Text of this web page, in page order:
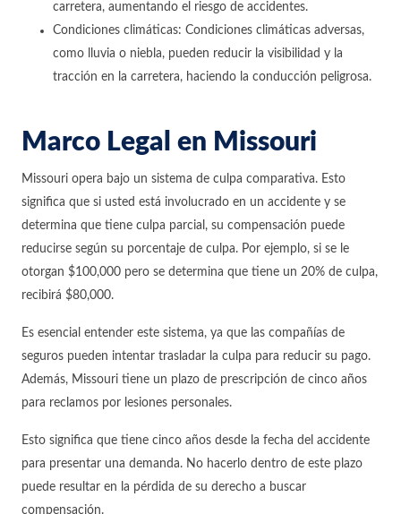
carretera, aumentando el riesgo de accidentes.
Condiciones climáticas: Condiciones climáticas adversas,
como lluvia o niebla, pueden reducir la visibilidad y la
tracción en la carretera, haciendo la conducción peligrosa.
Marco Legal en Missouri
Missouri opera bajo un sistema de culpa comparativa. Esto
significa que si usted está involucrado en un accidente y se
determina que tiene culpa parcial, su compensación puede
reducirse según su porcentaje de culpa. Por ejemplo, si se le
otorgan $100,000 pero se determina que tiene un 20% de culpa,
recibirá $80,000.
Es esencial entender este sistema, ya que las compañías de
seguros pueden intentar trasladar la culpa para reducir su pago.
Además, Missouri tiene un plazo de prescripción de cinco años
para reclamos por lesiones personales.
Esto significa que tiene cinco años desde la fecha del accidente
para presentar una demanda. No hacerlo dentro de este plazo
puede resultar en la pérdida de su derecho a buscar
compensación.